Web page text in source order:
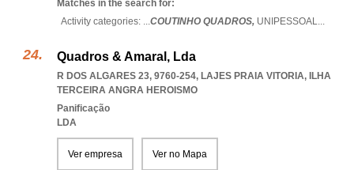
Matches in the search for:
Activity categories: ...COUTINHO QUADROS, UNIPESSOAL...
Quadros & Amaral, Lda
R DOS ALGARES 23, 9760-254, LAJES PRAIA VITORIA, ILHA
TERCEIRA ANGRA HEROISMO
Panificação
LDA
Ver empresa Ver no Mapa